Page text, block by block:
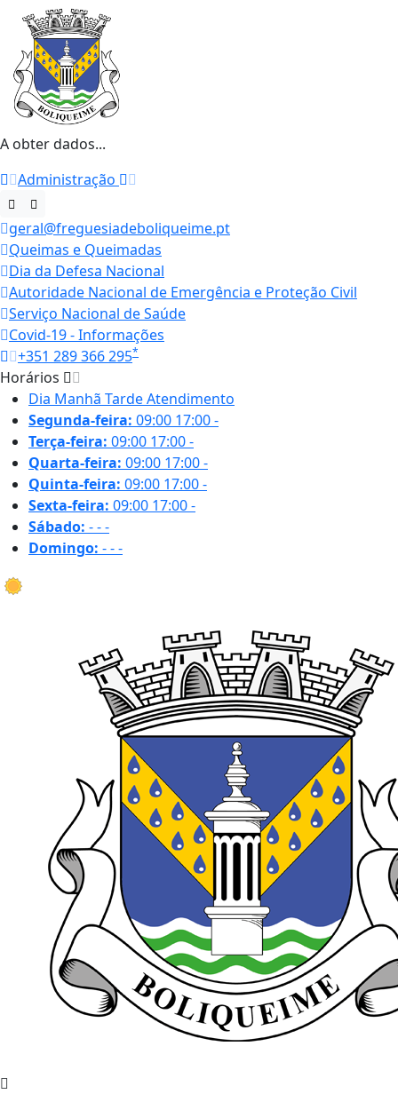
A obter dados...
Administração
geral@freguesiadeboliqueime.pt
Queimas e Queimadas
Dia da Defesa Nacional
Autoridade Nacional de Emergência e Proteção Civil
Serviço Nacional de Saúde
Covid-19 - Informações
+351 289 366 295*
Horários
Dia Manhã TardeAtendimento
Segunda-feira: 09:00 17:00-
Terça-feira: 09:00 17:00-
Quarta-feira: 09:00 17:00-
Quinta-feira: 09:00 17:00-
Sexta-feira: 09:00 17:00-
Sábado: ---
Domingo: ---